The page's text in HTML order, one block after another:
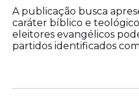
A publicação busca
caráter bíblico e
eleitores evangélicos
partidos identificados